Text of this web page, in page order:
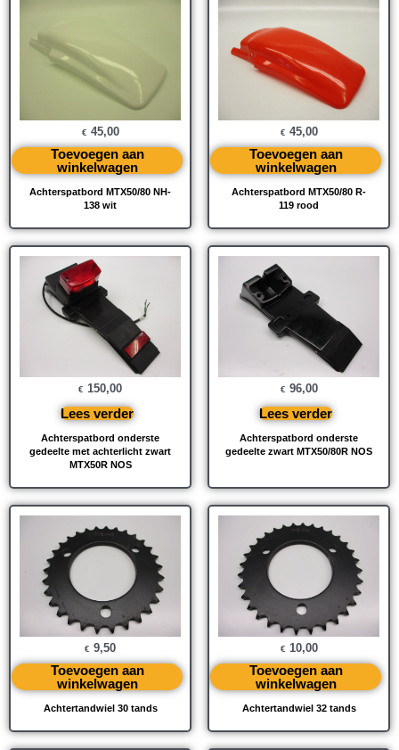
Achterspatbord MTX50/80 NH-
138 wit
€ 45,00
Toevoegen aan
winkelwagen
Achterspatbord MTX50/80 R-
119 rood
€ 45,00
Toevoegen aan
winkelwagen
Achterspatbord onderste
gedeelte met achterlicht zwart
MTX50R NOS
€ 150,00
Lees verder
Achterspatbord onderste
gedeelte zwart MTX50/80R NOS
€ 96,00
Lees verder
Achtertandwiel 30 tands
€ 9,50
Toevoegen aan
winkelwagen
Achtertandwiel 32 tands
€ 10,00
Toevoegen aan
winkelwagen